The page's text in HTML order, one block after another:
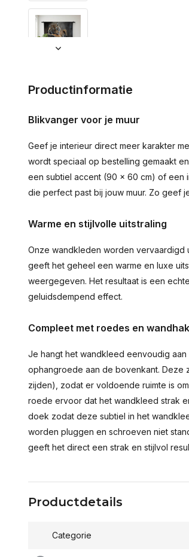
Productinformatie
Blikvanger voor je muur
Geef je interieur direct meer karakter
wordt speciaal op bestelling gemaakt
een subtiel accent (90 × 60 cm) of een
die perfect past bij jouw muur. Zo geef
Warme en stijlvolle uitstraling
Onze wandkleden worden vervaardigd
geeft het geheel een warme en luxe
weergegeven. Het resultaat is een
geluidsdempend effect.
Compleet met roedes en
Je hangt het wandkleed eenvoudig
ophangroede aan de bovenkant. Deze
zijden), zodat er voldoende ruimte is
roede ervoor dat het wandkleed strak
doek zodat deze subtiel in het
worden pluggen en schroeven niet
geeft het direct een strak en stijlvol
Productdetails
Categorie